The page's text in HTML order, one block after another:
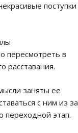
поступки
пересмотреть в
расставания.
заняты ее
с ним из за
переходной этап.